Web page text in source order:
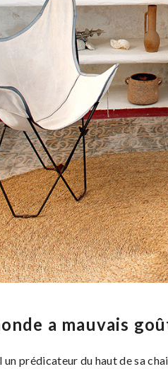
a mauvais
un prédicateur du haut de sa